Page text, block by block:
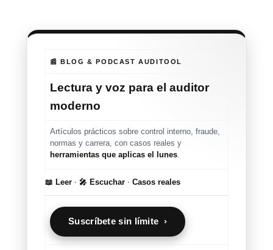
📰 BLOG & PODCAST AUDITOOL
Lectura y voz para el auditor
moderno
Artículos prácticos sobre control interno, fraude,
normas y carrera, con casos reales y
herramientas que aplicas el lunes.
📖 Leer · 🎤 Escuchar · Casos reales
Suscríbete sin límite ›